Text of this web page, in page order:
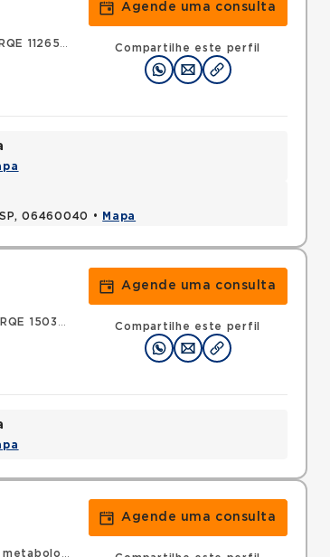
RQE 112650 - Endocrinologia e metabologia
Agende uma consulta
Compartilhe este perfil
06460040 • Mapa
RQE 150391 - Endocrinologia e metabologia
Agende uma consulta
Compartilhe este perfil
Agende uma consulta